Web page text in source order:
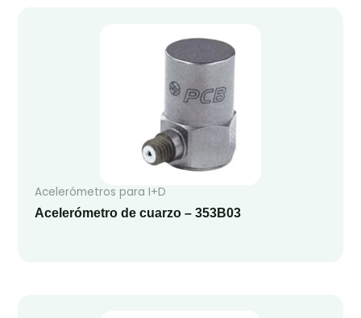
Acelerómetros para I+D
Acelerómetro de cuarzo – 353B03